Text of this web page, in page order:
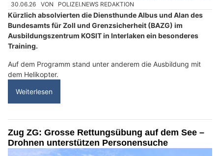
30.06.26 VON POLIZEI.NEWS REDAKTION
Kürzlich absolvierten die Diensthunde Albus und Alan des
Bundesamts für Zoll und Grenzsicherheit (BAZG) im
Ausbildungszentrum KOSIT in Interlaken ein besonderes
Training.
Auf dem Programm stand unter anderem die Ausbildung mit
dem Helikopter.
Weiterlesen
Zug ZG: Grosse Rettungsübung auf dem See –
Drohnen unterstützen Personensuche